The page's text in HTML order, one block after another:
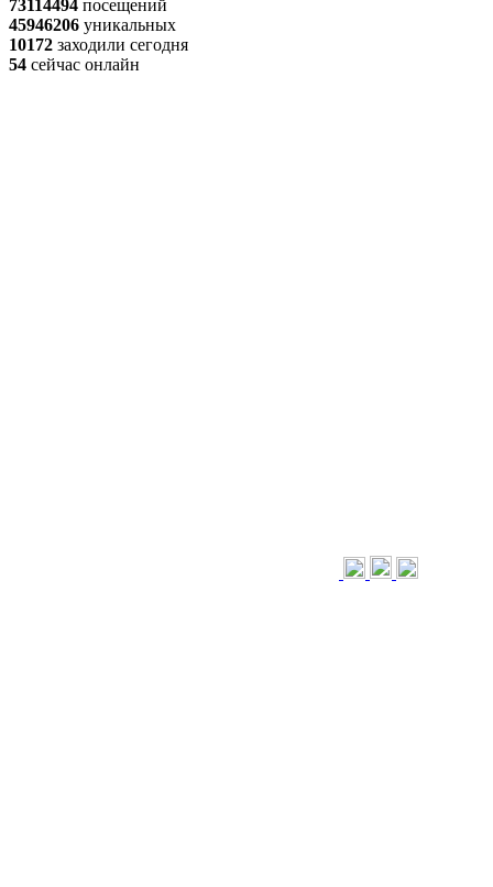
73114494 посещений
45946206 уникальных
10172 заходили сегодня
54 сейчас онлайн